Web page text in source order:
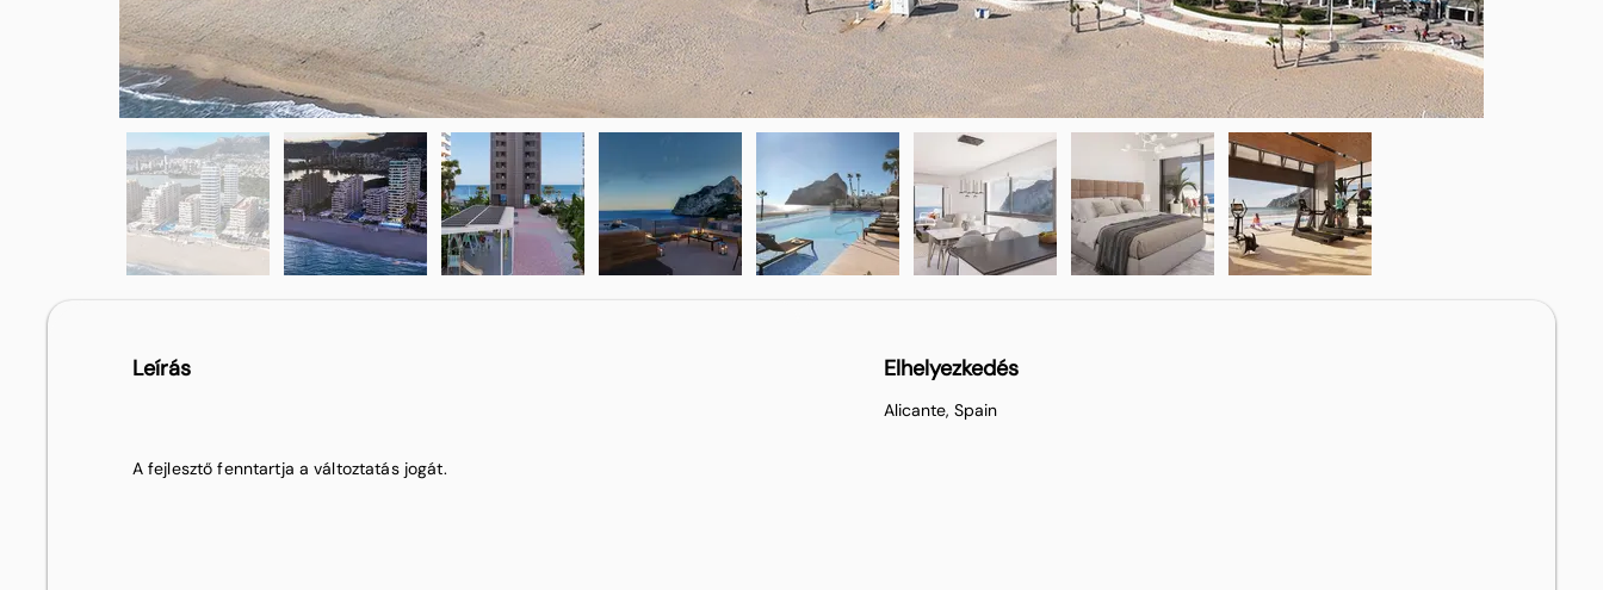
Leírás
A fejlesztő fenntartja a változtatás jogát.
Elhelyezkedés
Alicante, Spain